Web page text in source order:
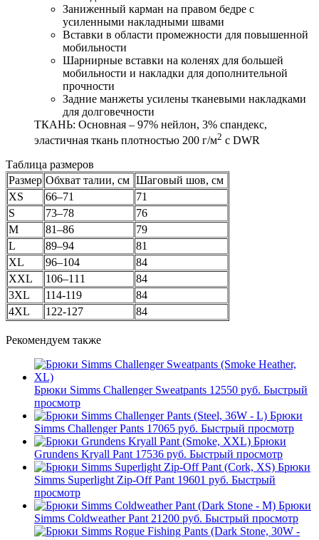
Заниженный карман на правом бедре с
усиленными накладными швами
Вставки в области промежности для повышенной
мобильности
Шарнирные вставки на коленях для большей
мобильности и накладки для дополнительной
прочности
Задние манжеты усилены тканевыми накладками
для долговечности
ТКАНЬ: Основная – 97% нейлон, 3% спандекс,
эластичная ткань плотностью 200 г/м2 с DWR
Таблица размеров
Размер Обхват талии, см Шаговый шов, см
XS
66–71
71
S
73–78
76
M
81–86
79
L
89–94
81
XL
96–104
84
XXL
106–111
84
3XL
114-119
84
4XL
122-127 84
Рекомендуем также
Брюки Simms Challenger Sweatpants 12550 руб. Быстрый
просмотр
Брюки
Simms Challenger Pants 17065 руб. Быстрый просмотр
Брюки
Grundens Kryall Pant 17536 руб. Быстрый просмотр
Брюки
Simms Superlight Zip-Off Pant 19601 руб. Быстрый
просмотр
Брюки
Simms Coldweather Pant 21200 руб. Быстрый просмотр